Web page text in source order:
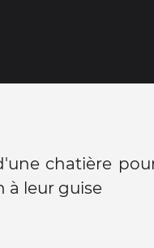
chatière
à leur guise